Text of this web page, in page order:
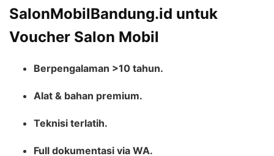
SalonMobilBandung.id untuk
Voucher Salon Mobil
Berpengalaman >10 tahun.
Alat & bahan premium.
Teknisi terlatih.
Full dokumentasi via WA.